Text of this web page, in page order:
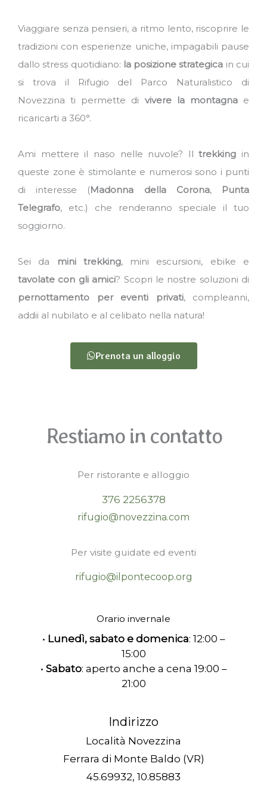
Viaggiare senza pensieri, a ritmo lento, riscoprire le
tradizioni con esperienze uniche, impagabili pause
dallo stress quotidiano: la posizione strategica in cui
si trova il Rifugio del Parco Naturalistico di
Novezzina ti permette di vivere la montagnae
ricaricarti a 360°.
Ami mettere il naso nelle nuvole? Iltrekking in
queste zone è stimolante e numerosi sono i punti
di interesse (Madonna della Corona,
Punta
Telegrafo, etc.) che renderanno speciale il tuo
soggiorno.
Sei da mini trekking, mini escursioni, ebike e
tavolate con gli amici? Scopri le nostre soluzioni di
pernottamento per eventi privati, compleanni,
addii al nubilato e al celibato nella natura!
Prenota un alloggio
Restiamo in contatto
Per ristorante e alloggio
376 2256378
rifugio@novezzina.com
Per visite guidate ed eventi
rifugio@ilpontecoop.org
Orario invernale
•⁠ ⁠Lunedì, sabato e domenica: 12:00 –
15:00
•⁠ ⁠Sabato: aperto anche a cena 19:00 –
21:00
Indirizzo
Località Novezzina
Ferrara di Monte Baldo (VR)
45.69932, 10.85883